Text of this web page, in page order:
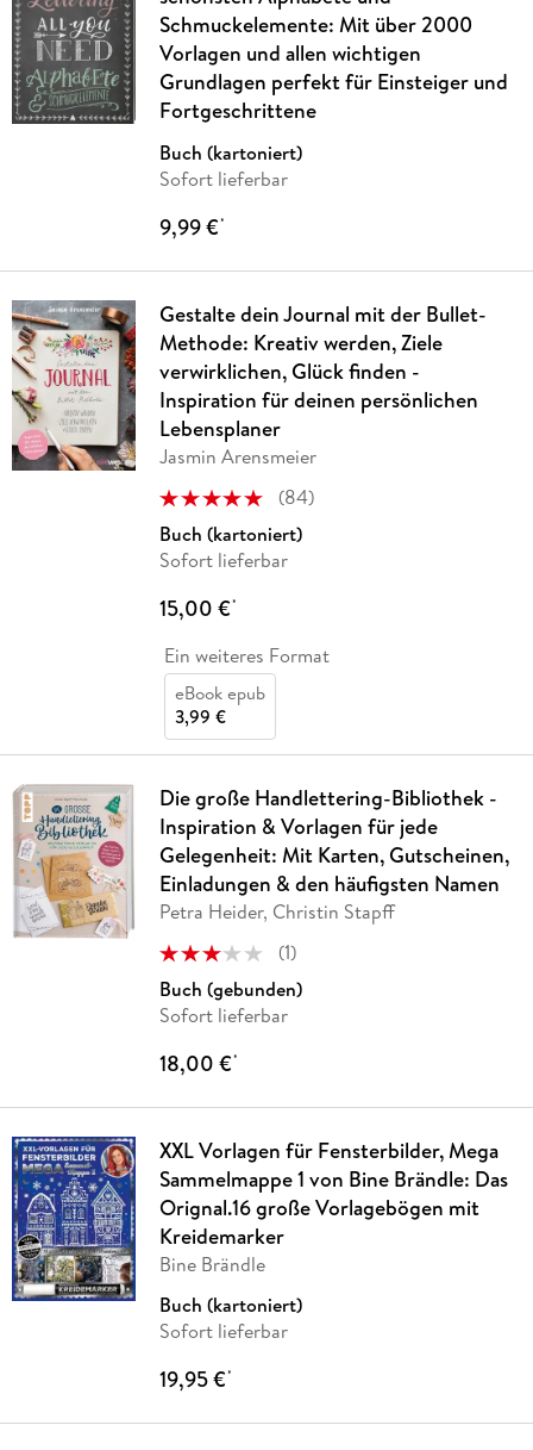
Schmuckelemente: Mit über 2000
Vorlagen und allen wichtigen
Grundlagen perfekt für Einsteiger und
Fortgeschrittene
Buch (kartoniert)
Sofort lieferbar
9,99 €*
Gestalte dein Journal mit der Bullet-
Methode: Kreativ werden, Ziele
verwirklichen, Glück finden -
Inspiration für deinen persönlichen
Lebensplaner
Jasmin Arensmeier
(84)
Buch (kartoniert)
Sofort lieferbar
15,00 €*
Ein weiteres Format
eBook epub
3,99 €
Die große Handlettering-Bibliothek -
Inspiration & Vorlagen für jede
Gelegenheit: Mit Karten, Gutscheinen,
Einladungen & den häufigsten Namen
Petra Heider, Christin Stapff
(1)
Buch (gebunden)
Sofort lieferbar
18,00 €*
XXL Vorlagen für Fensterbilder, Mega
Sammelmappe 1 von Bine Brändle: Das
Orignal.16 große Vorlagebögen mit
Kreidemarker
Bine Brändle
Buch (kartoniert)
Sofort lieferbar
19,95 €*